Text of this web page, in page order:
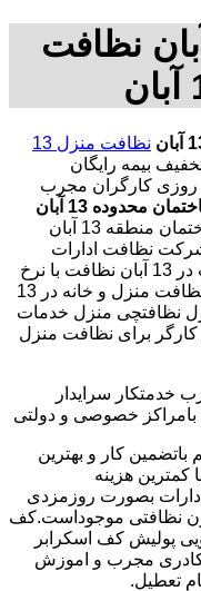
نظافت منزل 13 آبان نظافت
نظافت منزل 13
تخفیف بیمه رایگان
روزی کارگران مجرب
محدوده 13 آبان
نظافت ساختمان منطقه 13 آبان
نظافت ادارات
نظافت شرکت در 13 آبان نظافت ادارات در 13 آبان نظافت با نرخ
اتحادیه نظافتچی در 13 آبان کارگر برای نظافت منزل و خانه در 13
نظافتچی منزل خدمات
برای نظافت منزل
خدمتکار سرایدار
بامراکز خصوصی و دولتی
باتضمین کار و بهترین
کمترین هزینه
بصورت روزمزدی
نظافتی موجوداست.کف
پولیش کف اسکرابر
کادری مجرب و اموزش
تعطیل.